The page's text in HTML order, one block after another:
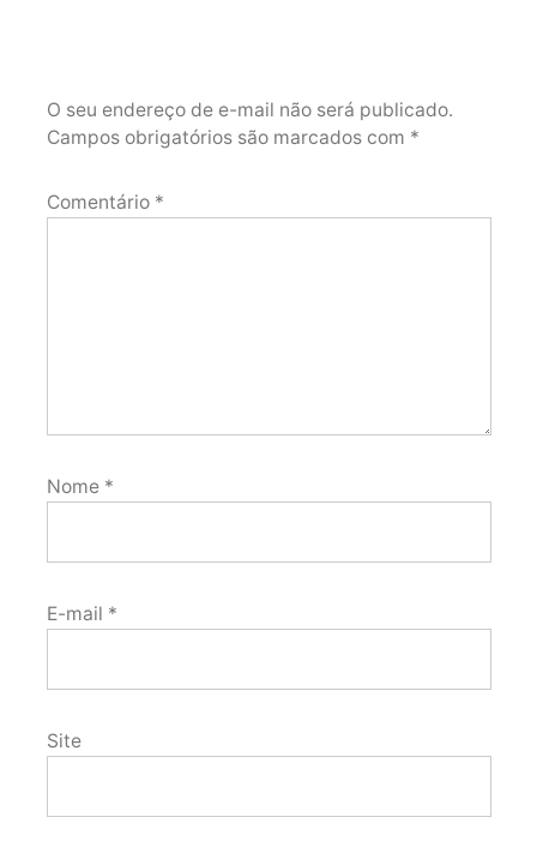
O seu endereço de e-mail não será publicado.
Campos obrigatórios são marcados com *
Comentário *
Nome *
E-mail *
Site